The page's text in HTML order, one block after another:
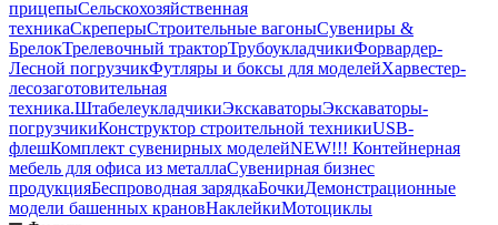
прицепыСельскохозяйственная
техникаСкреперыСтроительные вагоныСувениры &
БрелокТрелевочный тракторТрубоукладчикиФорвардер-
Лесной погрузчикФутляры и боксы для моделейХарвестер-
лесозаготовительная
техника.ШтабелеукладчикиЭкскаваторыЭкскаваторы-
погрузчикиКонструктор строительной техникиUSB-
флешКомплект сувенирных моделейNEW!!! Контейнерная
мебель для офиса из металлаСувенирная бизнес
продукцияБеспроводная зарядкаБочкиДемонстрационные
модели башенных крановНаклейкиМотоциклы